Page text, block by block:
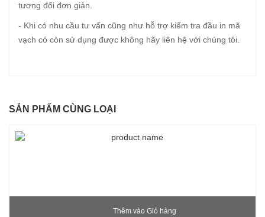
tương đối đơn giản.
- Khi có nhu cầu tư vấn cũng như hỗ trợ kiểm tra đầu in mã
vạch có còn sử dụng được không hãy liên hệ với chúng tôi.
SẢN PHẨM CÙNG LOẠI
Thêm vào Giỏ hàng